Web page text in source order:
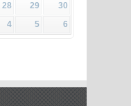
28 29
30
4 5 6